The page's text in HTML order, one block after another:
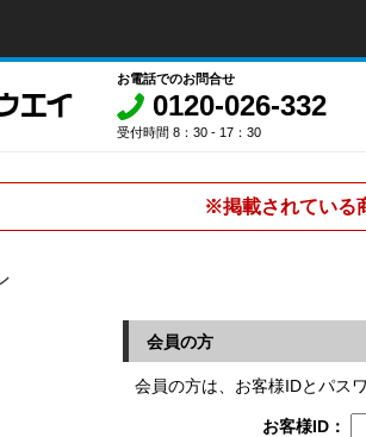
お電話でのお問合せ
0120-026-332
受付時間 8：30 - 17：30
※掲載されている
会員の方
会員の方は、お客様IDとパス
お客様ID：